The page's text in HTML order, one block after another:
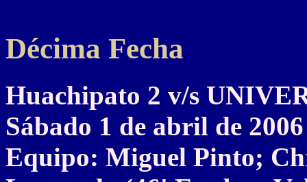
Décima Fecha
Huachipato 2 v/s
Sábado 1 de abril de 2006
Equipo: Miguel Pinto;